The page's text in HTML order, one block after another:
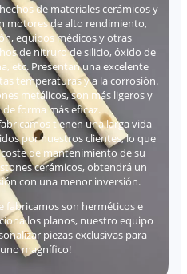
de materiales cerámicos y
motores de alto rendimiento,
equipos médicos y otras
de nitruro de silicio, óxido de
etc. Presentan una excelente
temperaturas y a la corrosión.
metálicos, son más ligeros y
forma más eficaz.
tienen una larga vida
por nuestros clientes, lo que
de mantenimiento de su
cerámicos, obtendrá un
con una menor inversión.
fabricamos son herméticos e
los planos, nuestro equipo
piezas exclusivas para
uno magnífico!